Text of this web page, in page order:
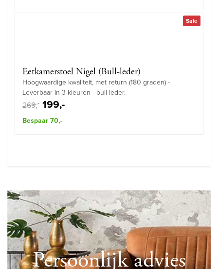
Sale
Eetkamerstoel Nigel (Bull-leder)
Hoogwaardige kwaliteit, met return (180 graden) -
Leverbaar in 3 kleuren - bull leder.
269,- 199,-
Bespaar 70,-
Persoonlijk advies